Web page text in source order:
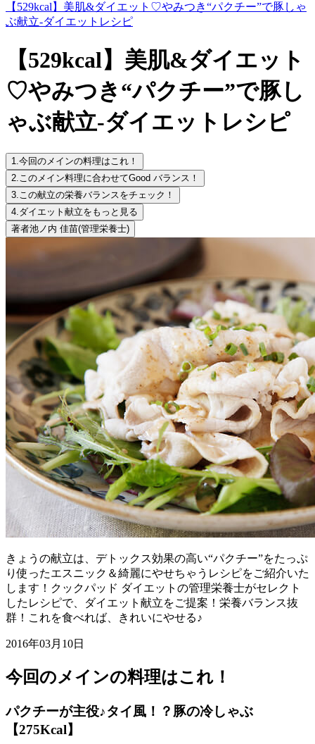
【529kcal】美肌&ダイエット♡やみつき“パクチー”で豚しゃ
ぶ献立-ダイエットレシピ
【529kcal】美肌&ダイエット
♡やみつき“パクチー”で豚し
ゃぶ献立-ダイエットレシピ
1.今回のメインの料理はこれ！
2.このメイン料理に合わせてGood バランス！
3.この献立の栄養バランスをチェック！
4.ダイエット献立をもっと見る
著者池ノ内 佳苗(管理栄養士)
きょうの献立は、デトックス効果の高い“パクチー”をたっぷ
り使ったエスニック＆綺麗にやせちゃうレシピをご紹介いた
します！クックパッド ダイエットの管理栄養士がセレクト
したレシピで、ダイエット献立をご提案！栄養バランス抜
群！これを食べれば、きれいにやせる♪
2016年03月10日
今回のメインの料理はこれ！
パクチーが主役♪タイ風！？豚の冷しゃぶ
【275Kcal】